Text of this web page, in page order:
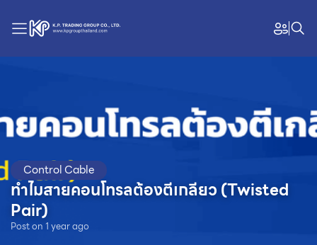
Control Cable
ทำไมสายคอนโทรลต้องตีเกลียว (Twisted
Pair)
Post on1yearago